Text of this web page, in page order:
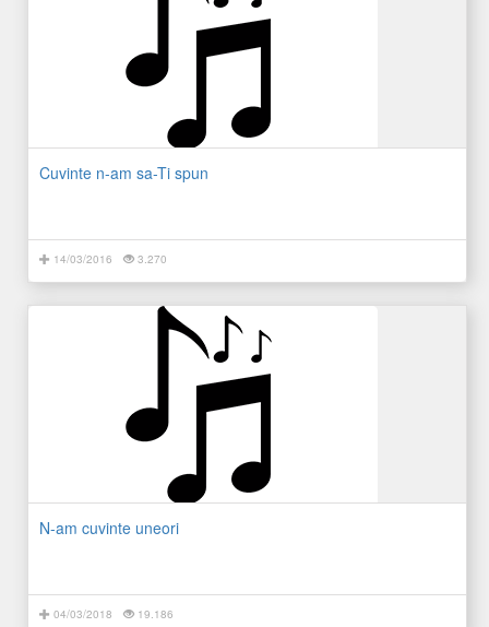
Cuvinte n-am sa-Ti spun
14/03/2016 3.270
N-am cuvinte uneori
04/03/2018 19.186